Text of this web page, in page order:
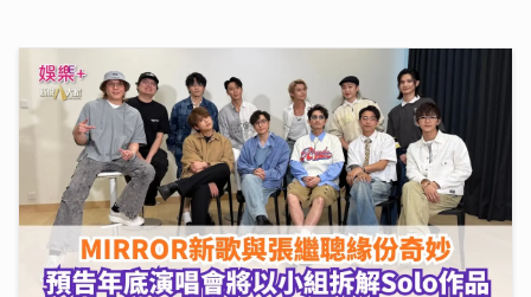
《勁爆樂勢力》｜周吉佩廣州一日三場熱血Busking 新
歌放閃甜到入心太太竟說「唔好聽」